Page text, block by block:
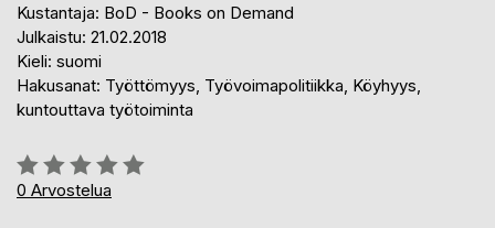
Kustantaja: BoD - Books on Demand
Julkaistu: 21.02.2018
Kieli: suomi
Hakusanat: Työttömyys, Työvoimapolitiikka, Köyhyys,
kuntouttava työtoiminta
Arvostelu::
0%
0 Arvostelua